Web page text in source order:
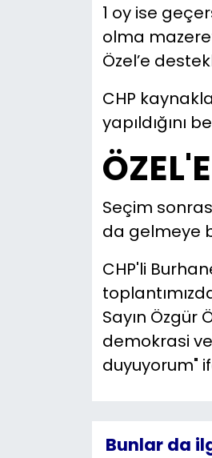
1 oy ise
olma
Özel’e
CHP
yapıldığını
Seçim
da gelmeye
CHP'li
Sayın Özgür
demokrasi
duyuyorum"
Bunlar da